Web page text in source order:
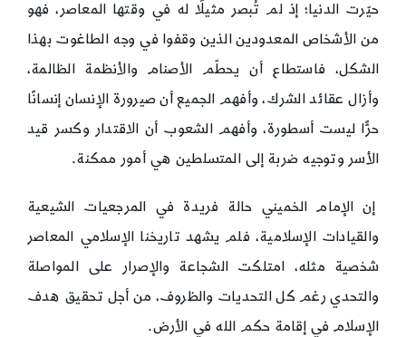
حيّرت الدنيا؛ إذ لم تُبصر مثيلًا له في وقتها المعاصر، فهو
من الأشخاص المعدودين الذين وقفوا في وجه الطاغوت بهذا
الشكل، فاستطاع أن يحطّم الأصنام والأنظمة الظالمة،
وأزال عقائد الشرك، وأفهم الجميع أن صيرورة الإنسان إنسانًا
حرًّا ليست أسطورة، وأفهم الشعوب أن الاقتدار وكسر قيد
الأسر وتوجيه ضربة إلى المتسلطين هي أمور ممكنة.
إن الإمام الخميني حالة فريدة في المرجعيات الشيعية
والقيادات الإسلامية، فلم يشهد تاريخنا الإسلامي المعاصر
شخصية مثله، امتلكت الشجاعة والإصرار على المواصلة
والتحدي رغم كل التحديات والظروف، من أجل تحقيق هدف
الإسلام في إقامة حكم الله في الأرض.